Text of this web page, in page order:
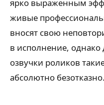
ярко выраженным
живые
вносят свою
в исполнение,
озвучки роликов
абсолютно безотказно.